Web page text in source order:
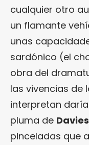
cualquier otro
un flamante
unas
sardónico (el
obra del
las vivencias de
interpretan
pluma de Davies
pinceladas que